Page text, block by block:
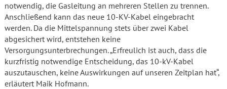
notwendig, die Gasleitung an mehreren Stellen zu trennen.
Anschließend kann das neue 10-KV-Kabel eingebracht
werden. Da die Mittelspannung stets über zwei Kabel
abgesichert wird, entstehen keine
Versorgungsunterbrechungen. „Erfreulich ist auch, dass die
kurzfristig notwendige Entscheidung, das 10-kV-Kabel
auszutauschen, keine Auswirkungen auf unseren Zeitplan hat“,
erläutert Maik Hofmann.